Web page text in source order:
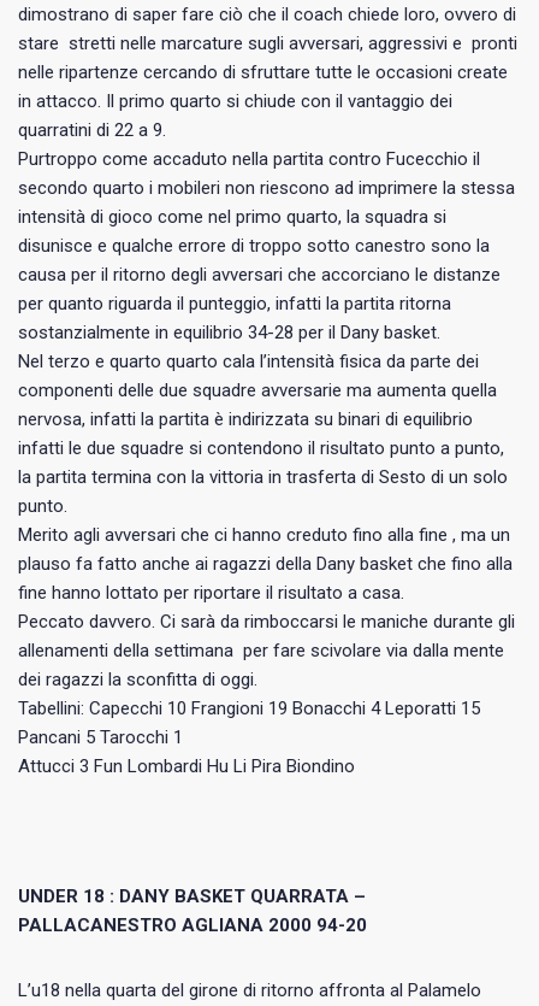
dimostrano di saper fare ciò che il coach chiede loro, ovvero di
stare stretti nelle marcature sugli avversari, aggressivi e pronti
nelle ripartenze cercando di sfruttare tutte le occasioni create
in attacco. Il primo quarto si chiude con il vantaggio dei
quarratini di 22 a 9.
Purtroppo come accaduto nella partita contro Fucecchio il
secondo quarto i mobileri non riescono ad imprimere la stessa
intensità di gioco come nel primo quarto, la squadra si
disunisce e qualche errore di troppo sotto canestro sono la
causa per il ritorno degli avversari che accorciano le distanze
per quanto riguarda il punteggio, infatti la partita ritorna
sostanzialmente in equilibrio 34-28 per il Dany basket.
Nel terzo e quarto quarto cala l’intensità fisica da parte dei
componenti delle due squadre avversarie ma aumenta quella
nervosa, infatti la partita è indirizzata su binari di equilibrio
infatti le due squadre si contendono il risultato punto a punto,
la partita termina con la vittoria in trasferta di Sesto di un solo
punto.
Merito agli avversari che ci hanno creduto fino alla fine , ma un
plauso fa fatto anche ai ragazzi della Dany basket che fino alla
fine hanno lottato per riportare il risultato a casa.
Peccato davvero. Ci sarà da rimboccarsi le maniche durante gli
allenamenti della settimana per fare scivolare via dalla mente
dei ragazzi la sconfitta di oggi.
Tabellini: Capecchi 10 Frangioni 19 Bonacchi 4 Leporatti 15
Pancani 5 Tarocchi 1
Attucci 3 Fun Lombardi Hu Li Pira Biondino
UNDER 18 : DANY BASKET QUARRATA –
PALLACANESTRO AGLIANA 2000 94-20
L’u18 nella quarta del girone di ritorno affronta al Palamelo